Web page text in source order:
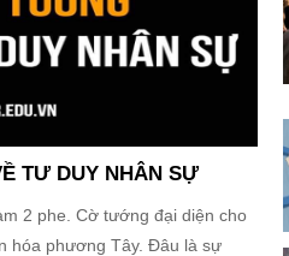
TƯ DUY NHÂN SỰ
2 phe. Cờ tướng đại diện cho
hóa phương Tây. Đâu là sự